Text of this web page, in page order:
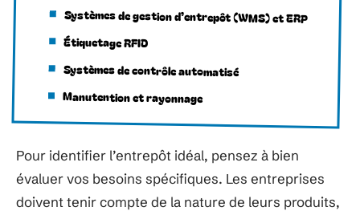
Systèmes de gestion d’entrepôt (WMS) et ERP
Étiquetage RFID
Systèmes de contrôle automatisé
Manutention et rayonnage
Pour identifier l’entrepôt idéal, pensez à bien
évaluer vos besoins spécifiques. Les entreprises
doivent tenir compte de la nature de leurs produits,